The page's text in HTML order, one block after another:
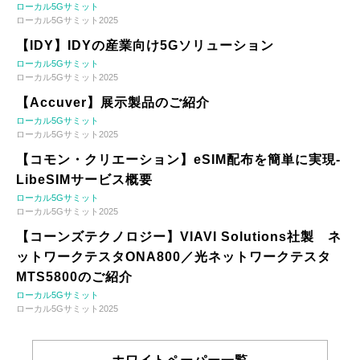
ローカル5Gサミット
ローカル5Gサミット2025
【IDY】IDYの産業向け5Gソリューション
ローカル5Gサミット
ローカル5Gサミット2025
【Accuver】展示製品のご紹介
ローカル5Gサミット
ローカル5Gサミット2025
【コモン・クリエーション】eSIM配布を簡単に実現-
LibeSIMサービス概要
ローカル5Gサミット
ローカル5Gサミット2025
【コーンズテクノロジー】VIAVI Solutions社製 ネ
ットワークテスタONA800／光ネットワークテスタ
MTS5800のご紹介
ローカル5Gサミット
ローカル5Gサミット2025